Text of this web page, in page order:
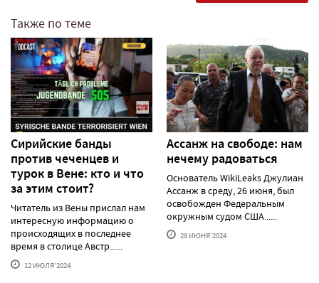
Также по теме
Сирийские банды
против чеченцев и
турок в Вене: кто и что
за этим стоит?
Читатель из Вены прислал нам
интересную информацию о
происходящих в последнее
время в столице Австр......
12 ИЮЛЯ'2024
Ассанж на свободе: нам
нечему радоваться
Основатель WikiLeaks Джулиан
Ассанж в среду, 26 июня, был
освобожден Федеральным
окружным судом США......
28 ИЮНЯ'2024